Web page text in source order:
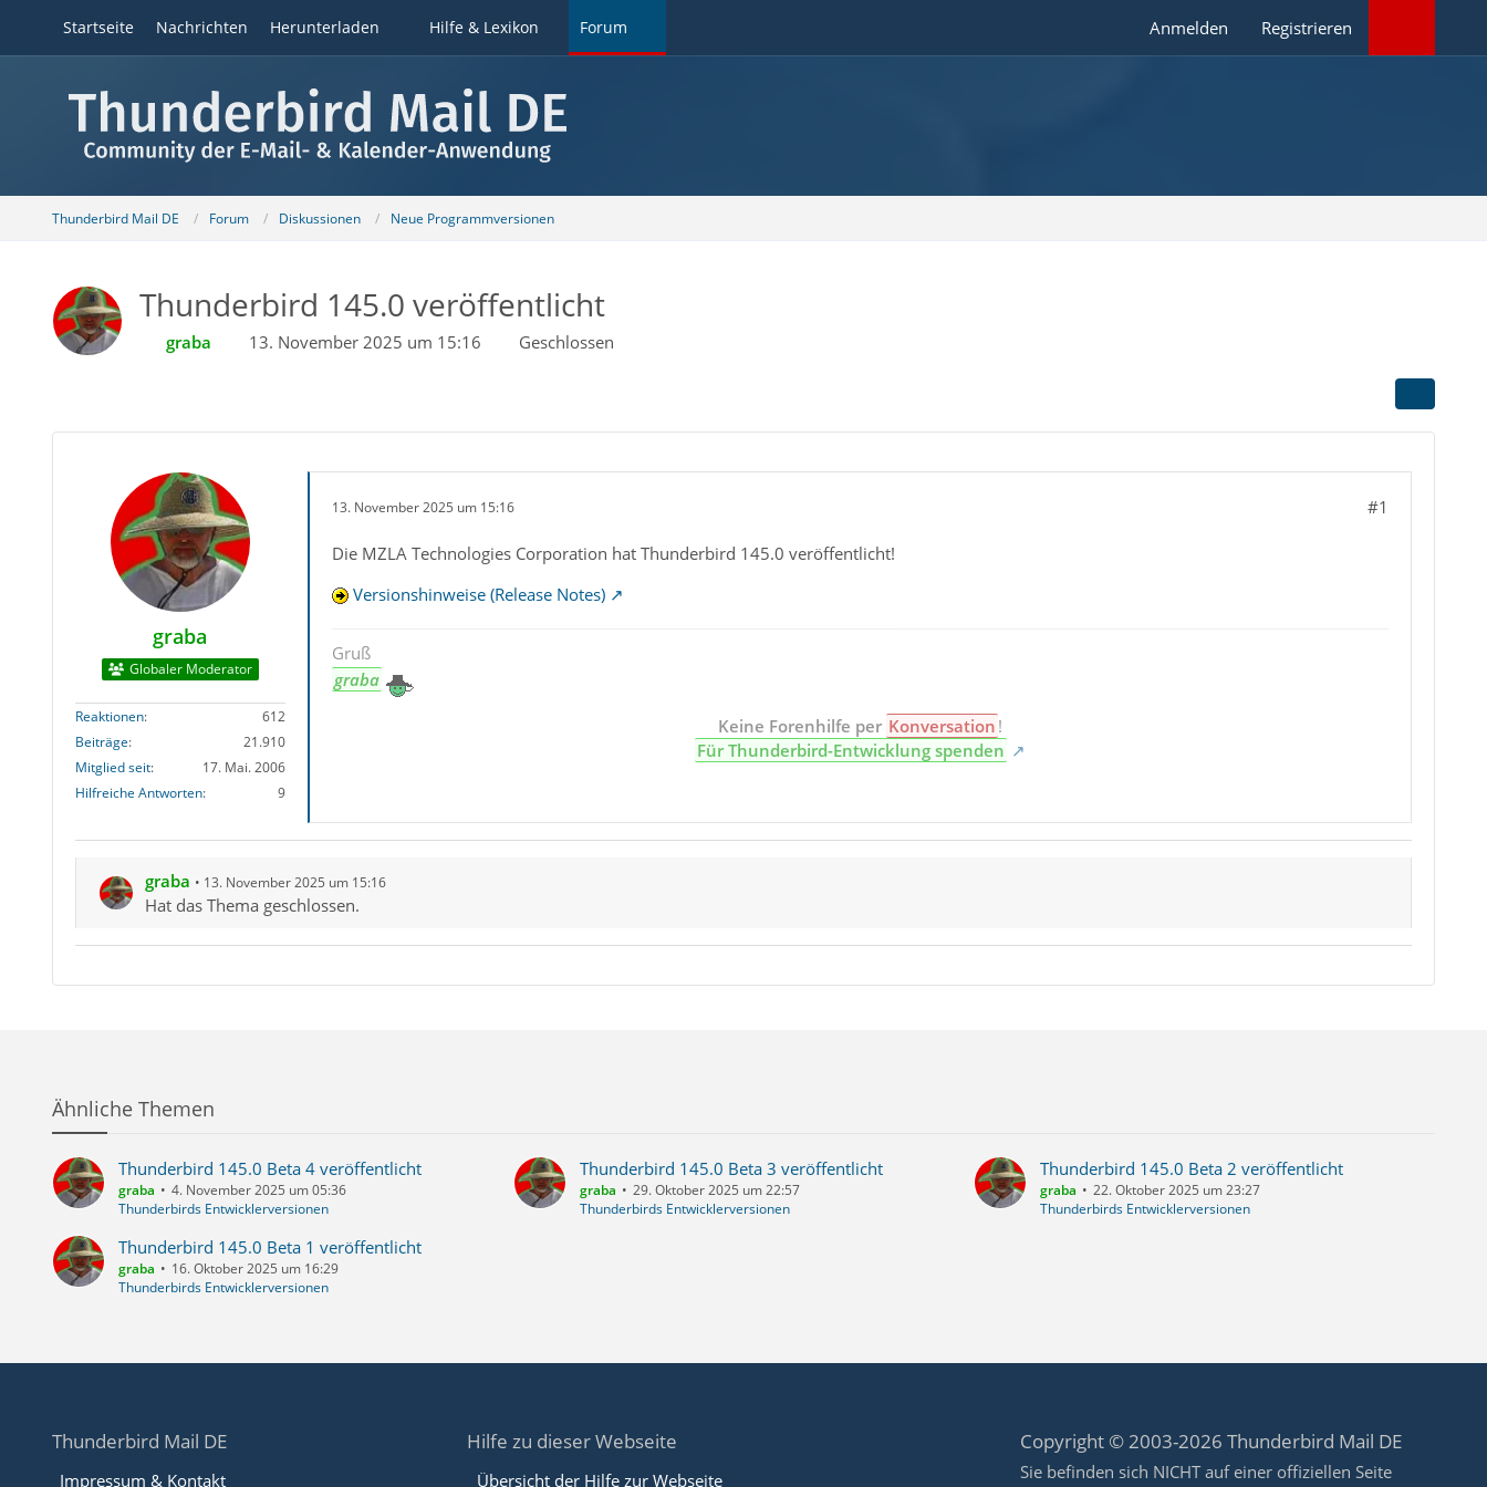
Startseite Nachrichten Herunterladen Hilfe & Lexikon Forum Anmelden Registrieren
Thunderbird Mail DE Forum Diskussionen Neue Programmversionen
Thunderbird 145.0 veröffentlicht
graba 13. November 2025 um 15:16 Geschlossen
graba
Globaler Moderator
Reaktionen
612
Beiträge
21.910
Mitglied seit
17. Mai. 2006
Hilfreiche Antworten
9
13. November 2025 um 15:16 #1
Die MZLA Technologies Corporation hat Thunderbird 145.0 veröffentlicht!
Versionshinweise (Release Notes)
Gruß
graba
Keine Forenhilfe per Konversation !
Für Thunderbird-Entwicklung spenden
graba 13. November 2025 um 15:16
Hat das Thema geschlossen.
Ähnliche Themen
Thunderbird 145.0 Beta 4 veröffentlicht
graba
4. November 2025 um 05:36
Thunderbirds Entwicklerversionen
Thunderbird 145.0 Beta 3 veröffentlicht
graba
29. Oktober 2025 um 22:57
Thunderbirds Entwicklerversionen
Thunderbird 145.0 Beta 2 veröffentlicht
graba
22. Oktober 2025 um 23:27
Thunderbirds Entwicklerversionen
Thunderbird 145.0 Beta 1 veröffentlicht
graba
16. Oktober 2025 um 16:29
Thunderbirds Entwicklerversionen
Thunderbird Mail DE
Impressum & Kontakt
Hilfe zu dieser Webseite
Übersicht der Hilfe zur Webseite
Copyright © 2003-2026 Thunderbird Mail DE
Sie befinden sich NICHT auf einer offiziellen Seite